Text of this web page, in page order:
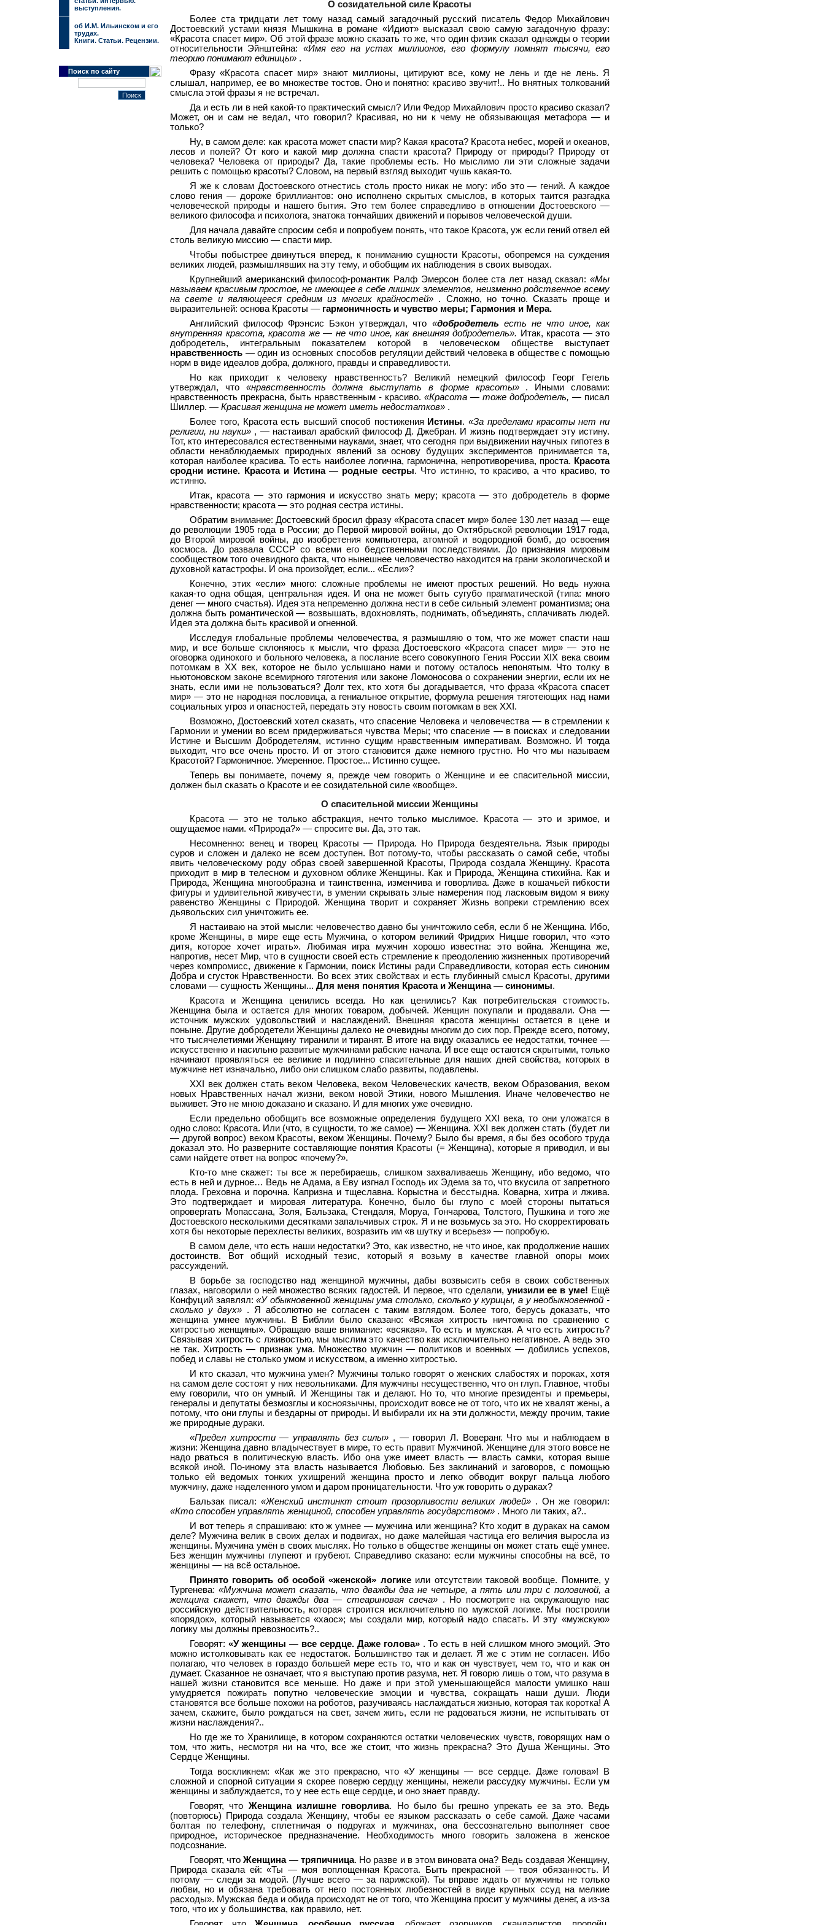
выступления.
об И.М. Ильинском и его
трудах.
Книги. Статьи. Рецензии.
Поиск по сайту
О созидательной силе Красоты
Более ста тридцати лет тому назад самый загадочный русский писатель Федор Михайлович
Достоевский устами князя Мышкина в романе «Идиот» высказал свою самую загадочную фразу:
«Красота спасет мир». Об этой фразе можно сказать то же, что один физик сказал однажды о теории
относительности Эйнштейна: «Имя его на устах миллионов, его формулу помнят тысячи, его
теорию понимают единицы» .
Фразу «Красота спасет мир» знают миллионы, цитируют все, кому не лень и где не лень. Я
слышал, например, ее во множестве тостов. Оно и понятно: красиво звучит!.. Но внятных толкований
смысла этой фразы я не встречал.
Да и есть ли в ней какой-то практический смысл? Или Федор Михайлович просто красиво сказал?
Может, он и сам не ведал, что говорил? Красивая, но ни к чему не обязывающая метафора — и
только?
Ну, в самом деле: как красота может спасти мир? Какая красота? Красота небес, морей и океанов,
лесов и полей? От кого и какой мир должна спасти красота? Природу от природы? Природу от
человека? Человека от природы? Да, такие проблемы есть. Но мыслимо ли эти сложные задачи
решить с помощью красоты? Словом, на первый взгляд выходит чушь какая-то.
Я же к словам Достоевского отнестись столь просто никак не могу: ибо это — гений. А каждое
слово гения — дороже бриллиантов: оно исполнено скрытых смыслов, в которых таится разгадка
человеческой природы и нашего бытия. Это тем более справедливо в отношении Достоевского —
великого философа и психолога, знатока тончайших движений и порывов человеческой души.
Для начала давайте спросим себя и попробуем понять, что такое Красота, уж если гений отвел ей
столь великую миссию — спасти мир.
Чтобы побыстрее двинуться вперед, к пониманию сущности Красоты, обопремся на суждения
великих людей, размышлявших на эту тему, и обобщим их наблюдения в своих выводах.
Крупнейший американский философ-романтик Ралф Эмерсон более ста лет назад сказал: «Мы
называем красивым простое, не имеющее в себе лишних элементов, неизменно родственное всему
на свете и являющееся средним из многих крайностей» . Сложно, но точно. Сказать проще и
выразительней: основа Красоты — гармоничность и чувство меры; Гармония и Мера.
Английский философ Фрэнсис Бэкон утверждал, что «добродетель есть не что иное, как
внутренняя красота, красота же — не что иное, как внешняя добродетель». Итак, красота — это
добродетель, интегральным показателем которой в человеческом обществе выступает
нравственность — один из основных способов регуляции действий человека в обществе с помощью
норм в виде идеалов добра, должного, правды и справедливости.
Но как приходит к человеку нравственность? Великий немецкий философ Георг Гегель
утверждал, что «нравственность должна выступать в форме красоты» . Иными словами:
нравственность прекрасна, быть нравственным - красиво. «Красота — тоже добродетель, — писал
Шиллер. — Красивая женщина не может иметь недостатков» .
Более того, Красота есть высший способ постижения Истины. «За пределами красоты нет ни
религии, ни науки» , — настаивал арабский философ Д. Джебран. И жизнь подтверждает эту истину.
Тот, кто интересовался естественными науками, знает, что сегодня при выдвижении научных гипотез в
области ненаблюдаемых природных явлений за основу будущих экспериментов принимается та,
которая наиболее красива. То есть наиболее логична, гармонична, непротиворечива, проста. Красота
сродни истине. Красота и Истина — родные сестры. Что истинно, то красиво, а что красиво, то
истинно.
Итак, красота — это гармония и искусство знать меру; красота — это добродетель в форме
нравственности; красота — это родная сестра истины.
Обратим внимание: Достоевский бросил фразу «Красота спасет мир» более 130 лет назад — еще
до революции 1905 года в России; до Первой мировой войны, до Октябрьской революции 1917 года,
до Второй мировой войны, до изобретения компьютера, атомной и водородной бомб, до освоения
космоса. До развала СССР со всеми его бедственными последствиями. До признания мировым
сообществом того очевидного факта, что нынешнее человечество находится на грани экологической и
духовной катастрофы. И она произойдет, если... «Если»?
Конечно, этих «если» много: сложные проблемы не имеют простых решений. Но ведь нужна
какая-то одна общая, центральная идея. И она не может быть сугубо прагматической (типа: много
денег — много счастья). Идея эта непременно должна нести в себе сильный элемент романтизма; она
должна быть романтической — возвышать, вдохновлять, поднимать, объединять, сплачивать людей.
Идея эта должна быть красивой и огненной.
Исследуя глобальные проблемы человечества, я размышляю о том, что же может спасти наш
мир, и все больше склоняюсь к мысли, что фраза Достоевского «Красота спасет мир» — это не
оговорка одинокого и больного человека, а послание всего совокупного Гения России XIX века своим
потомкам в XX век, которое не было услышано нами и потому осталось непонятым. Что толку в
ньютоновском законе всемирного тяготения или законе Ломоносова о сохранении энергии, если их не
знать, если ими не пользоваться? Долг тех, кто хотя бы догадывается, что фраза «Красота спасет
мир» — это не народная пословица, а гениальное открытие, формула решения тяготеющих над нами
социальных угроз и опасностей, передать эту новость своим потомкам в век XXI.
Возможно, Достоевский хотел сказать, что спасение Человека и человечества — в стремлении к
Гармонии и умении во всем придерживаться чувства Меры; что спасение — в поисках и следовании
Истине и Высшим Добродетелям, истинно сущим нравственным императивам. Возможно. И тогда
выходит, что все очень просто. И от этого становится даже немного грустно. Но что мы называем
Красотой? Гармоничное. Умеренное. Простое... Истинно сущее.
Теперь вы понимаете, почему я, прежде чем говорить о Женщине и ее спасительной миссии,
должен был сказать о Красоте и ее созидательной силе «вообще».
О спасительной миссии Женщины
Красота — это не только абстракция, нечто только мыслимое. Красота — это и зримое, и
ощущаемое нами. «Природа?» — спросите вы. Да, это так.
Несомненно: венец и творец Красоты — Природа. Но Природа бездеятельна. Язык природы
суров и сложен и далеко не всем доступен. Вот потому-то, чтобы рассказать о самой себе, чтобы
явить человеческому роду образ своей завершенной Красоты, Природа создала Женщину. Красота
приходит в мир в телесном и духовном облике Женщины. Как и Природа, Женщина стихийна. Как и
Природа, Женщина многообразна и таинственна, изменчива и говорлива. Даже в кошачьей гибкости
фигуры и удивительной живучести, в умении скрывать злые намерения под ласковым видом я вижу
равенство Женщины с Природой. Женщина творит и сохраняет Жизнь вопреки стремлению всех
дьявольских сил уничтожить ее.
Я настаиваю на этой мысли: человечество давно бы уничтожило себя, если б не Женщина. Ибо,
кроме Женщины, в мире еще есть Мужчина, о котором великий Фридрих Ницше говорил, что «это
дитя, которое хочет играть». Любимая игра мужчин хорошо известна: это война. Женщина же,
напротив, несет Мир, что в сущности своей есть стремление к преодолению жизненных противоречий
через компромисс, движение к Гармонии, поиск Истины ради Справедливости, которая есть синоним
Добра и сгусток Нравственности. Во всех этих свойствах и есть глубинный смысл Красоты, другими
словами — сущность Женщины... Для меня понятия Красота и Женщина — синонимы.
Красота и Женщина ценились всегда. Но как ценились? Как потребительская стоимость.
Женщина была и остается для многих товаром, добычей. Женщин покупали и продавали. Она —
источник мужских удовольствий и наслаждений. Внешняя красота женщины остается в цене и
поныне. Другие добродетели Женщины далеко не очевидны многим до сих пор. Прежде всего, потому,
что тысячелетиями Женщину тиранили и тиранят. В итоге на виду оказались ее недостатки, точнее —
искусственно и насильно развитые мужчинами рабские начала. И все еще остаются скрытыми, только
начинают проявляться ее великие и подлинно спасительные для наших дней свойства, которых в
мужчине нет изначально, либо они слишком слабо развиты, подавлены.
XXI век должен стать веком Человека, веком Человеческих качеств, веком Образования, веком
новых Нравственных начал жизни, веком новой Этики, нового Мышления. Иначе человечество не
выживет. Это не мною доказано и сказано. И для многих уже очевидно.
Если предельно обобщить все возможные определения будущего XXI века, то они уложатся в
одно слово: Красота. Или (что, в сущности, то же самое) — Женщина. XXI век должен стать (будет ли
— другой вопрос) веком Красоты, веком Женщины. Почему? Было бы время, я бы без особого труда
доказал это. Но разверните составляющие понятия Красоты (= Женщина), которые я приводил, и вы
сами найдете ответ на вопрос «почему?».
Кто-то мне скажет: ты все ж перебираешь, слишком захваливаешь Женщину, ибо ведомо, что
есть в ней и дурное… Ведь не Адама, а Еву изгнал Господь их Эдема за то, что вкусила от запретного
плода. Греховна и порочна. Капризна и тщеславна. Корыстна и бесстыдна. Коварна, хитра и лжива.
Это подтверждает и мировая литература. Конечно, было бы глупо с моей стороны пытаться
опровергать Мопассана, Золя, Бальзака, Стендаля, Моруа, Гончарова, Толстого, Пушкина и того же
Достоевского несколькими десятками запальчивых строк. Я и не возьмусь за это. Но скорректировать
хотя бы некоторые перехлесты великих, возразить им «в шутку и всерьез» — попробую.
В самом деле, что есть наши недостатки? Это, как известно, не что иное, как продолжение наших
достоинств. Вот общий исходный тезис, который я возьму в качестве главной опоры моих
рассуждений.
В борьбе за господство над женщиной мужчины, дабы возвысить себя в своих собственных
глазах, наговорили о ней множество всяких гадостей. И первое, что сделали, унизили ее в уме! Ещё
Конфуций заявлял:«У обыкновенной женщины ума столько, сколько у курицы, а у необыкновенной -
сколько у двух» . Я абсолютно не согласен с таким взглядом. Более того, берусь доказать, что
женщина умнее мужчины. В Библии было сказано: «Всякая хитрость ничтожна по сравнению с
хитростью женщины». Обращаю ваше внимание: «всякая». То есть и мужская. А что есть хитрость?
Связывая хитрость с лживостью, мы мыслим это качество как исключительно негативное. А ведь это
не так. Хитрость — признак ума. Множество мужчин — политиков и военных — добились успехов,
побед и славы не столько умом и искусством, а именно хитростью.
И кто сказал, что мужчина умен? Мужчины только говорят о женских слабостях и пороках, хотя
на самом деле состоят у них невольниками. Для мужчины несущественно, что он глуп. Главное, чтобы
ему говорили, что он умный. И Женщины так и делают. Но то, что многие президенты и премьеры,
генералы и депутаты безмозглы и косноязычны, происходит вовсе не от того, что их не хвалят жены, а
потому, что они глупы и бездарны от природы. И выбирали их на эти должности, между прочим, такие
же природные дураки.
«Предел хитрости — управлять без силы» , — говорил Л. Воверанг. Что мы и наблюдаем в
жизни: Женщина давно владычествует в мире, то есть правит Мужчиной. Женщине для этого вовсе не
надо рваться в политическую власть. Ибо она уже имеет власть — власть самки, которая выше
всякой иной. По-иному эта власть называется Любовью. Без заклинаний и заговоров, с помощью
только ей ведомых тонких ухищрений женщина просто и легко обводит вокруг пальца любого
мужчину, даже наделенного умом и даром проницательности. Что уж говорить о дураках?
Бальзак писал: «Женский инстинкт стоит прозорливости великих людей» . Он же говорил:
«Кто способен управлять женщиной, способен управлять государством» . Много ли таких, а?..
И вот теперь я спрашиваю: кто ж умнее — мужчина или женщина? Кто ходит в дураках на самом
деле? Мужчина велик в своих делах и подвигах, но даже малейшая частица его величия выросла из
женщины. Мужчина умён в своих мыслях. Но только в обществе женщины он может стать ещё умнее.
Без женщин мужчины глупеют и грубеют. Справедливо сказано: если мужчины способны на всё, то
женщины — на всё остальное.
Принято говорить об особой «женской» логикеили отсутствии таковой вообще. Помните, у
Тургенева: «Мужчина может сказать, что дважды два не четыре, а пять или три с половиной, а
женщина скажет, что дважды два — стеариновая свеча» . Но посмотрите на окружающую нас
российскую действительность, которая строится исключительно по мужской логике. Мы построили
«порядок», который называется «хаос»; мы создали мир, который надо спасать. И эту «мужскую»
логику мы должны превозносить?..
Говорят: «У женщины — все сердце. Даже голова» . То есть в ней слишком много эмоций. Это
можно истолковывать как ее недостаток. Большинство так и делает. Я же с этим не согласен. Ибо
полагаю, что человек в гораздо большей мере есть то, что и как он чувствует, чем то, что и как он
думает. Сказанное не означает, что я выступаю против разума, нет. Я говорю лишь о том, что разума в
нашей жизни становится все меньше. Но даже и при этой уменьшающейся малости умишко наш
умудряется пожирать попутно человеческие эмоции и чувства, сокращать наши души. Люди
становятся все больше похожи на роботов, разучиваясь наслаждаться жизнью, которая так коротка! А
зачем, скажите, было рождаться на свет, зачем жить, если не радоваться жизни, не испытывать от
жизни наслаждения?..
Но где же то Хранилище, в котором сохраняются остатки человеческих чувств, говорящих нам о
том, что жить, несмотря ни на что, все же стоит, что жизнь прекрасна? Это Душа Женщины. Это
Сердце Женщины.
Тогда воскликнем: «Как же это прекрасно, что «У женщины — все сердце. Даже голова»! В
сложной и спорной ситуации я скорее поверю сердцу женщины, нежели рассудку мужчины. Если ум
женщины и заблуждается, то у нее есть еще сердце, и оно знает правду.
Говорят, что Женщина излишне говорлива. Но было бы грешно упрекать ее за это. Ведь
(повторюсь) Природа создала Женщину, чтобы ее языком рассказать о себе самой. Даже часами
болтая по телефону, сплетничая о подругах и мужчинах, она бессознательно выполняет свое
природное, историческое предназначение. Необходимость много говорить заложена в женское
подсознание.
Говорят, чтоЖенщина — тряпичница. Но разве и в этом виновата она? Ведь создавая Женщину,
Природа сказала ей: «Ты — моя воплощенная Красота. Быть прекрасной — твоя обязанность. И
потому — следи за модой. (Лучше всего — за парижской). Ты вправе ждать от мужчины не только
любви, но и обязана требовать от него постоянных любезностей в виде крупных ссуд на мелкие
расходы». Мужская беда и обида происходят не от того, что Женщина просит у мужчины денег, а из-за
того, что их у большинства, как правило, нет.